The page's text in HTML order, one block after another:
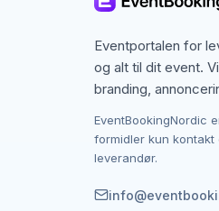
Eventportalen for
og alt til dit event.
branding,
EventBookingNordic
formidler kun kontakt
leverandør.